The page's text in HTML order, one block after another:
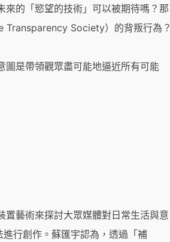
的「慾望的技術」可以被期待嗎？那
Transparency Society）的背叛行為？
圖是帶領觀眾盡可能地逼近所有可能
置藝術來探討大眾媒體對日常生活與意
行創作。蘇匯宇認為，透過「補